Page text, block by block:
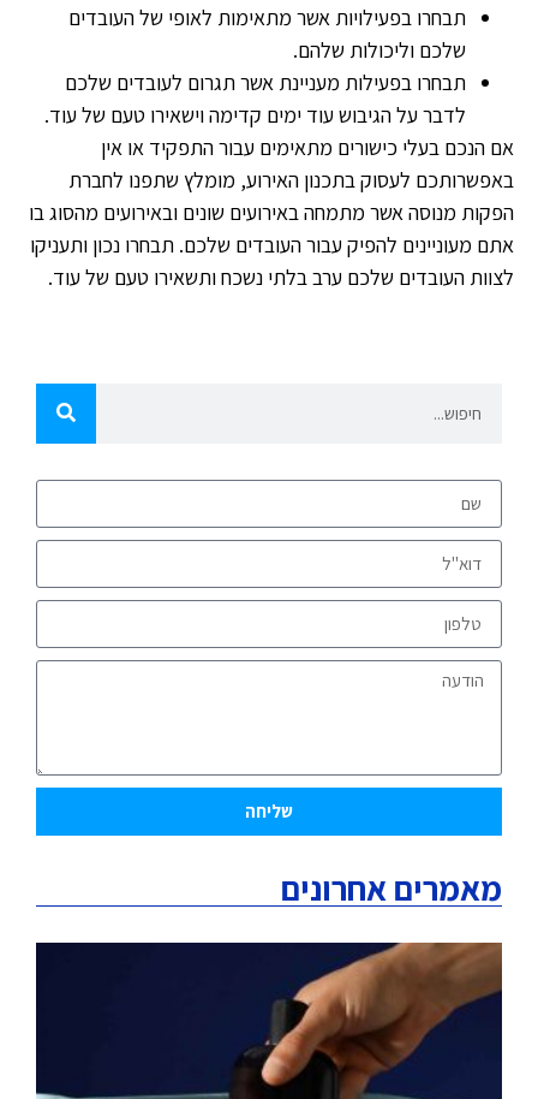
תבחרו בפעילויות אשר מתאימות לאופי של העובדים
שלכם וליכולות שלהם.
תבחרו בפעילות מעניינת אשר תגרום לעובדים שלכם
לדבר על הגיבוש עוד ימים קדימה וישאירו טעם של עוד.
אם הנכם בעלי כישורים מתאימים עבור התפקיד או אין
באפשרותכם לעסוק בתכנון האירוע, מומלץ שתפנו לחברת
הפקות מנוסה אשר מתמחה באירועים שונים ובאירועים מהסוג בו
אתם מעוניינים להפיק עבור העובדים שלכם. תבחרו נכון ותעניקו
לצוות העובדים שלכם ערב בלתי נשכח ותשאירו טעם של עוד.
שליחה
מאמרים אחרונים